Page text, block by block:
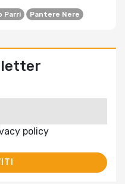
Parri Pantere Nere
policy